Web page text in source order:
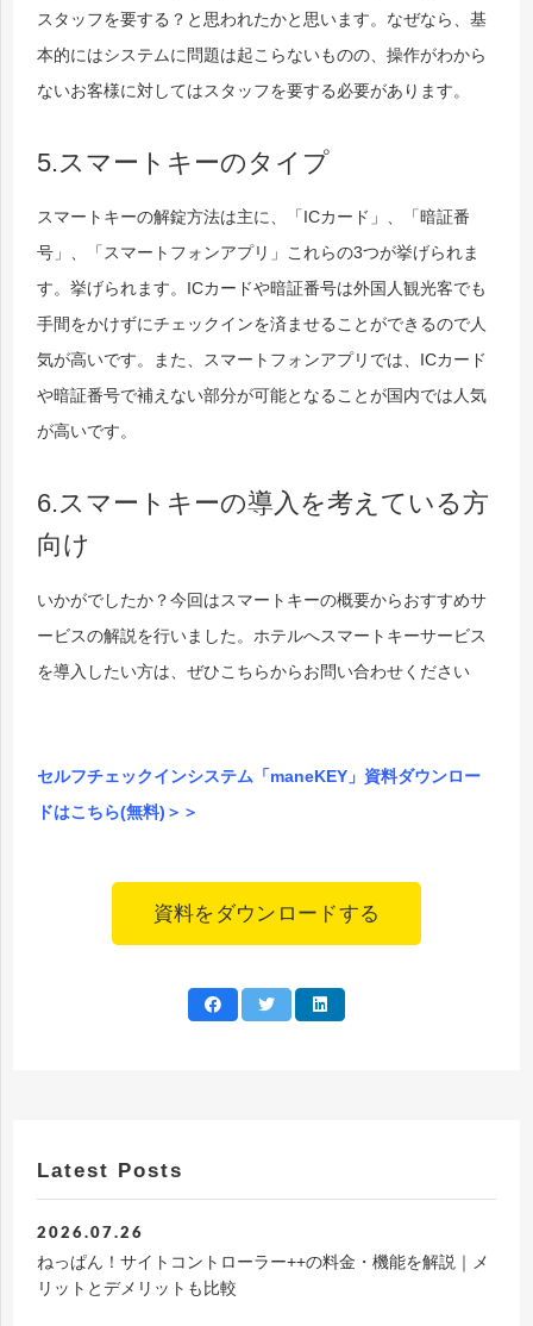
スタッフを要する？と思われたかと思います。なぜなら、基
本的にはシステムに問題は起こらないものの、操作がわから
ないお客様に対してはスタッフを要する必要があります。
5.スマートキーのタイプ
スマートキーの解錠方法は主に、「ICカード」、「暗証番
号」、「スマートフォンアプリ」これらの3つが挙げられま
す。挙げられます。ICカードや暗証番号は外国人観光客でも
手間をかけずにチェックインを済ませることができるので人
気が高いです。
また、スマートフォンアプリでは、ICカード
や暗証番号で補えない部分が可能となることが国内では人気
が高いです。
6.スマートキーの導入を考えている方
向け
いかがでしたか？今回はスマートキーの概要からおすすめサ
ービスの解説を行いました。​​ ホテルへスマートキーサービス
を導入したい方は、ぜひこちらからお問い合わせください
セルフチェックインシステム「maneKEY」資料ダウンロー
ドはこちら(無料)＞＞
資料をダウンロードする
Latest Posts
2026.07.26
ねっぱん！サイトコントローラー++の料金・機能を解説｜メ
リットとデメリットも比較